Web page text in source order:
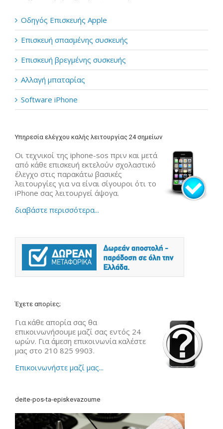
Οδηγός Επισκευής Apple
Επισκευή σπασμένης συσκευής
Επισκευή βρεγμένης συσκευής
Αλλαγή μπαταρίας
Software iPhone
Υπηρεσία ελέγχου καλής λειτουργίας 24 σημείων
Οι τεχνικοί της iphone-sos πριν και μετά
από κάθε επισκευή εκτελούν σχολαστικό
έλεγχο στις παρακάτω βασικές
λειτουργίες για να είναι σίγουροι ότι το
iPhone σας λειτουργεί άψογα.
διαβάστε περισσότερα...
Έχετε απορίες;
Για κάθε απορία σας θα
επικοινωνήσουμε μαζί σας εντός 24
ωρών. Για άμεση επικοινωνία καλέστε
μας στο 210 825 9903.
Επικοινωνήστε μαζί μας...
deite-pos-ta-episkevazoume